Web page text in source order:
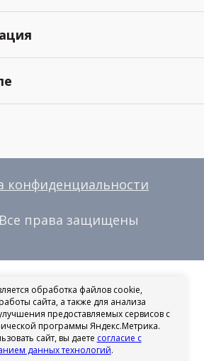
конфиденциальности
права защищены
обработка файлов cookie,
сайта, а также для анализа
предоставляемых сервисов с
программы Яндекс.Метрика.
сайт, вы даете согласие с
данных технологий.